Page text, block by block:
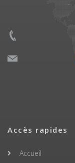
Accès rapides
Accueil